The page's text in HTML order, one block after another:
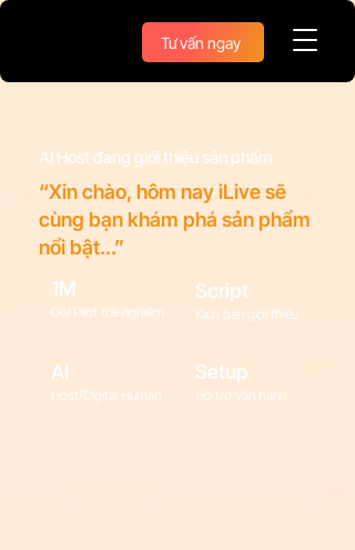
Tư vấn ngay
AI Host đang giới thiệu sản phẩm
“Xin chào, hôm nay iLive sẽ
cùng bạn khám phá sản phẩm
nổi bật...”
1M
Gói Pilot trải nghiệm
Script
Kịch bản giới thiệu
AI
Host/Digital Human
Setup
Hỗ trợ vận hành